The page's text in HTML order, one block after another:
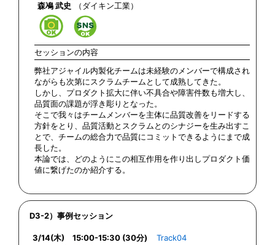
森鳰 武史
（ダイキン工業）
セッションの内容
弊社アジャイル内製化チームは未経験のメンバーで構成され
ながらも次第にスクラムチームとして成熟してきた。
しかし、プロダクト拡大に伴い不具合や障害件数も増大し、
品質面の課題が浮き彫りとなった。
そこで我々はチームメンバーを主体に品質改善をリードする
方針をとり、品質活動とスクラムとのシナジーを生み出すこ
とで、チームの総合力で品質にコミットできるようにまで成
長した。
本論では、どのようにこの相互作用を作り出しプロダクト価
値に繋げたのか紹介する。
D3-2）事例セッション
3/14(木) 15:00-15:30 (30分)
Track04